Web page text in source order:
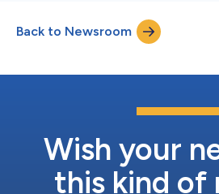
Back to Newsroom
Wish your
this kind of